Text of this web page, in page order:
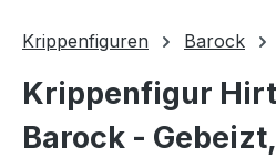
Krippenfiguren Barock
Krippenfigur
Barock -